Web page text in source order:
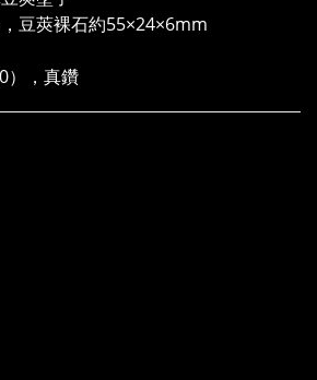
豆莢裸石約55×24×6mm
），真鑽